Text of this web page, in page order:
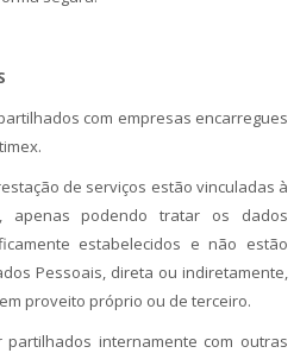
com empresas encarregues
de serviços estão vinculadas à
apenas podendo tratar os dados
estabelecidos e não estão
Pessoais, direta ou indiretamente,
proveito próprio ou de terceiro.
internamente com outras